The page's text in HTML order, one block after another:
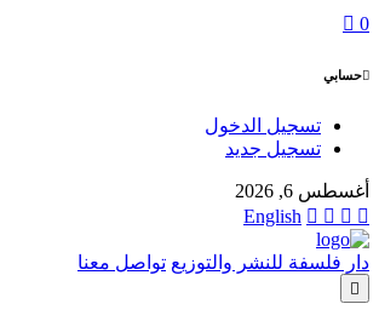
0
حسابي
تسجيل الدخول
تسجيل جديد
أغسطس 6, 2026
English
دار فلسفة للنشر والتوزيع تواصل معنا